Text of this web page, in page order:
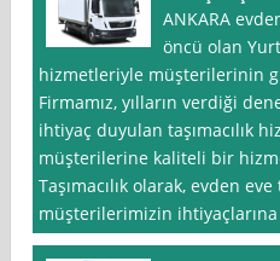
ANKARA
öncü olan
hizmetleriyle müşterilerinin
Firmamız, yılların verdiği
ihtiyaç duyulan taşımacılık
müşterilerine kaliteli bir
Taşımacılık olarak, evden
müşterilerimizin